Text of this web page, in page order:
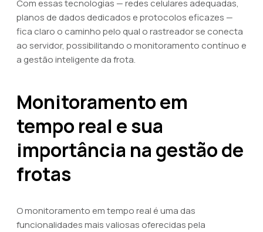
Com essas tecnologias — redes celulares adequadas,
planos de dados dedicados e protocolos eficazes —
fica claro o caminho pelo qual o rastreador se conecta
ao servidor, possibilitando o monitoramento contínuo e
a gestão inteligente da frota.
Monitoramento em
tempo real e sua
importância na gestão de
frotas
O monitoramento em tempo real é uma das
funcionalidades mais valiosas oferecidas pela